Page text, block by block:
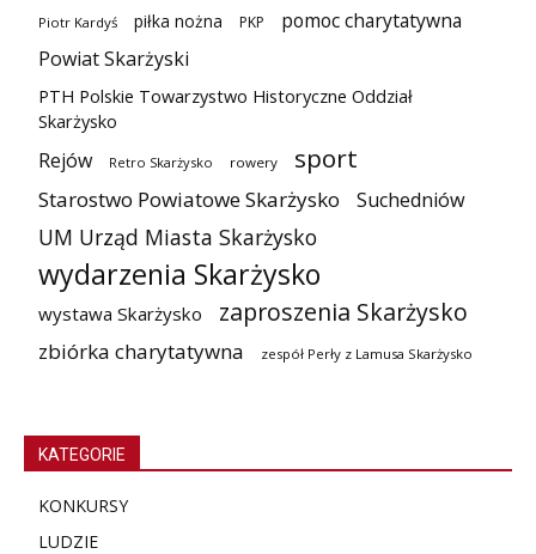
Piotr Kardyś piłka nożna PKP
pomoc charytatywna
Powiat Skarżyski
PTH Polskie Towarzystwo Historyczne Oddział
Skarżysko
Rejów Retro Skarżysko rowery sport
Starostwo Powiatowe Skarżysko Suchedniów
UM Urząd Miasta Skarżysko
wydarzenia Skarżysko
wystawa Skarżysko zaproszenia Skarżysko
zbiórka charytatywna zespół Perły z Lamusa Skarżysko
KATEGORIE
KONKURSY
LUDZIE